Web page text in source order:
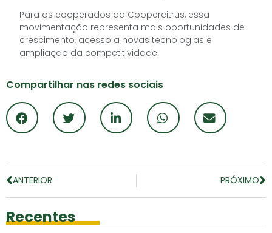
Para os cooperados da Coopercitrus, essa
movimentação representa mais oportunidades de
crescimento, acesso a novas tecnologias e
ampliação da competitividade.
Compartilhar nas redes sociais
ANTERIOR PRÓXIMO
Recentes